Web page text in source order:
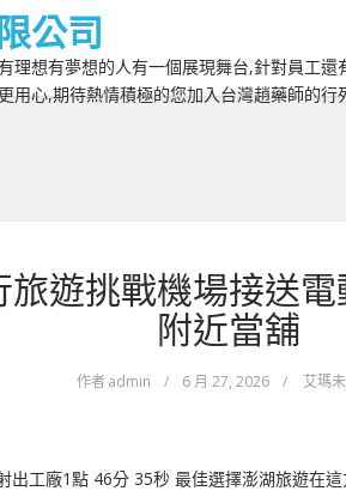
公司
理想有夢想的人有一個展現舞台,針對員工
用心,期待熱情積極的您加入台灣趙藥師的行
旅遊挑戰機場接送
附近當舖
作者admin / 6 月 27, 2026 / 艾瑪
出工廠1點 46分 35秒 最佳選擇澎湖旅遊在